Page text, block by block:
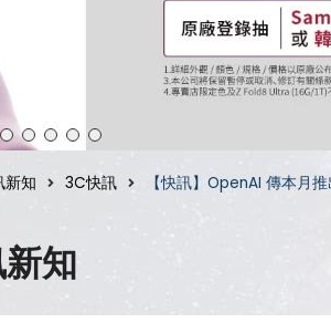
新知 3C快訊 【快訊】OpenAI 傳本月
知